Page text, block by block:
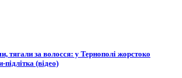
тягали за волосся: у Тернополі жорстоко
підлітка (відео)